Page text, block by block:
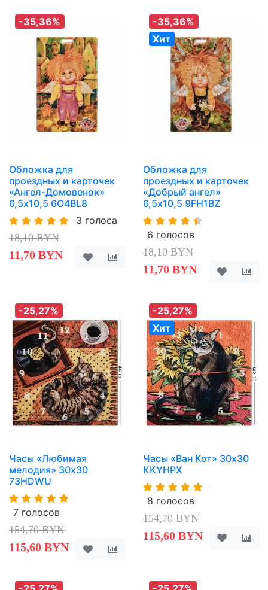
-35,36%
Обложка для
проездных и карточек
«Ангел-Домовенок»
6,5х10,5 6O4BL8
3 голоса
18,10 BYN
11,70 BYN
-35,36%
Хит
Обложка для
проездных и карточек
«Добрый ангел»
6,5х10,5 9FH1BZ
6 голосов
18,10 BYN
11,70 BYN
-25,27%
Часы «Любимая
мелодия» 30х30
73HDWU
7 голосов
154,70 BYN
115,60 BYN
-25,27%
Хит
Часы «Ван Кот» 30х30
KKYHPX
8 голосов
154,70 BYN
115,60 BYN